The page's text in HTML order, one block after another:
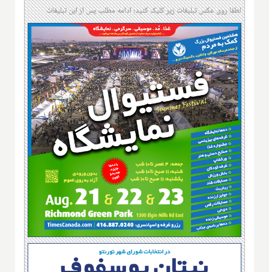
لطفا روی عکس تبلیغات زیر کلیک کنید؛ ادامه مطلب پس از این تبلیغات